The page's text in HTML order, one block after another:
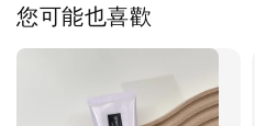
您可能也喜歡